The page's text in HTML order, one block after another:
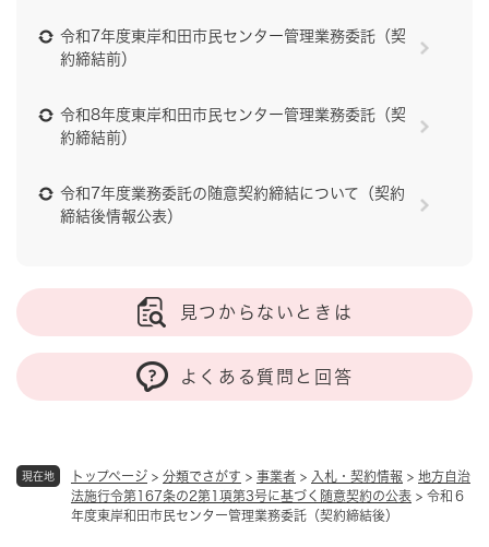
現在地 トップページ > 分類でさがす > 事業者 > 入札・契約情報 > 地方自治
法施行令第167条の2第1項第3号に基づく随意契約の公表 > 令和６
年度東岸和田市民センター管理業務委託（契約締結後）
令和7年度東岸和田市民センター管理業務委託（契
約締結前）
令和8年度東岸和田市民センター管理業務委託（契
約締結前）
令和7年度業務委託の随意契約締結について（契約
締結後情報公表）
見つからないときは
よくある質問と回答